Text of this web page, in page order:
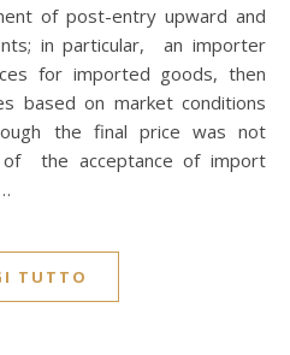
of post-entry upward and
in particular, an importer
for imported goods, then
based on market conditions
the final price was not
the acceptance of import
TUTTO